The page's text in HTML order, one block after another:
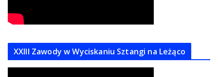
XXIII Zawody w Wyciskaniu Sztangi na Leżąco